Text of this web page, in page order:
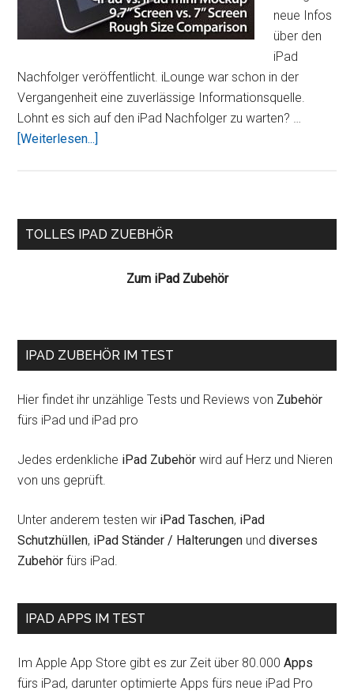
neue Infos
über den
iPad
Nachfolger veröffentlicht. iLounge war schon in der
Vergangenheit eine zuverlässige Informationsquelle.
Lohnt es sich auf den iPad Nachfolger zu warten? …
[Weiterlesen...]
Nachfolger
Seitenspalte
TOLLES IPAD ZUEBHÖR
Zum iPad Zubehör
IPAD ZUBEHÖR IM TEST
Hier findet ihr unzählige Tests und Reviews von Zubehör
fürs iPad und iPad pro
Jedes erdenkliche iPad Zubehör wird auf Herz und Nieren
von uns geprüft.
Unter anderem testen wir iPad Taschen, iPad
Schutzhüllen, iPad Ständer / Halterungen unddiverses
Zubehör fürs iPad.
IPAD APPS IM TEST
Im Apple App Store gibt es zur Zeit über 80.000Apps
fürs iPad, darunter optimierte Apps fürs neue iPad Pro